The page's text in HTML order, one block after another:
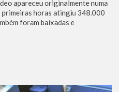
apareceu originalmente numa
primeiras horas atingiu 348.000
foram baixadas e